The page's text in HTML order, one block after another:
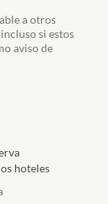
a otros
si estos
aviso de
hoteles